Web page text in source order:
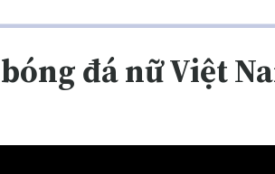
đá nữ Việt